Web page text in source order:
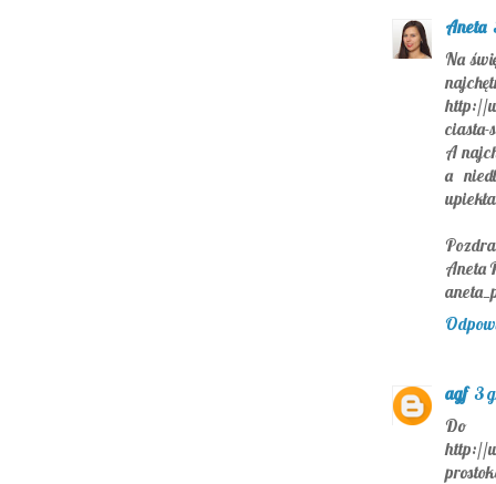
Aneta
Na
http://
ciasta-
A
a
Aneta
agf 3
Do
http://